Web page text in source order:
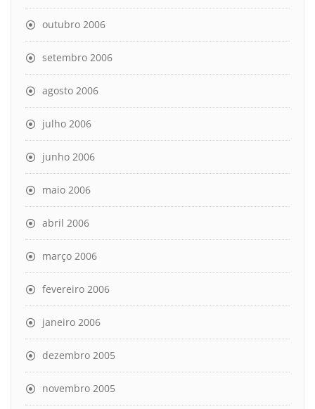
outubro 2006
setembro 2006
agosto 2006
julho 2006
junho 2006
maio 2006
abril 2006
março 2006
fevereiro 2006
janeiro 2006
dezembro 2005
novembro 2005